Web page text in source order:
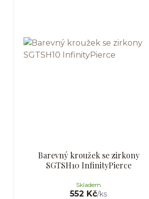
Barevný kroužek se zirkony
SGTSH10 InfinityPierce
552 Kč/ks
Skladem